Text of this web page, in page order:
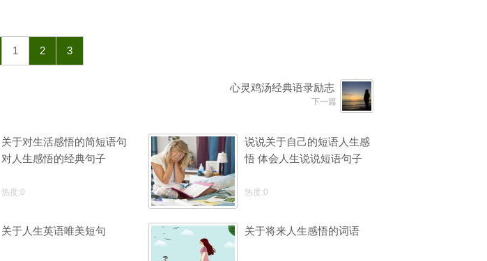
1 2 3
心灵鸡汤经典语录励志
下一篇
关于对生活感悟的简短语句
对人生感悟的经典句子
热度:0
说说关于自己的短语人生感
悟 体会人生说说短语句子
热度:0
关于人生英语唯美短句 关于将来人生感悟的词语